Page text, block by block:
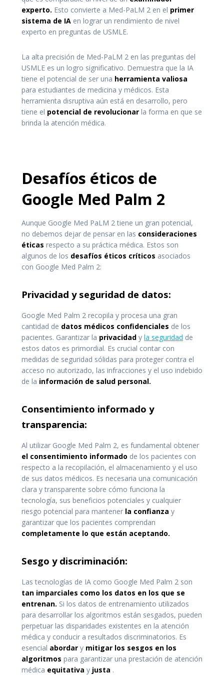
experto. Esto convierte a Med-PaLM 2 en el primer
sistema de IA en lograr un rendimiento de nivel
experto en preguntas de USMLE.
La alta precisión de Med-PaLM 2 en las preguntas del
USMLE es un logro significativo. Demuestra que la IA
tiene el potencial de ser una herramienta valiosa
para estudiantes de medicina y médicos. Esta
herramienta disruptiva aún está en desarrollo, pero
tiene el potencial de revolucionar la forma en que se
brinda la atención médica.
Desafíos éticos de
Google Med Palm 2
Aunque Google Med PaLM 2 tiene un gran potencial,
no debemos dejar de pensar en las consideraciones
éticas respecto a su práctica médica. Estos son
algunos de los desafíos éticos críticos asociados
con Google Med Palm 2:
Privacidad y seguridad de datos:
Google Med Palm 2 recopila y procesa una gran
cantidad de datos médicos confidenciales de los
pacientes. Garantizar la privacidad y la seguridad de
estos datos es primordial. Es crucial contar con
medidas de seguridad sólidas para proteger contra el
acceso no autorizado, las infracciones y el uso indebido
de la información de salud personal.
Consentimiento informado y
transparencia:
Al utilizar Google Med Palm 2, es fundamental obtener
el consentimiento informado de los pacientes con
respecto a la recopilación, el almacenamiento y el uso
de sus datos médicos. Es necesaria una comunicación
clara y transparente sobre cómo funciona la
tecnología, sus beneficios potenciales y cualquier
riesgo potencial para mantener la confianza y
garantizar que los pacientes comprendan
completamente lo que están aceptando.
Sesgo y discriminación:
Las tecnologías de IA como Google Med Palm 2 son
tan imparciales como los datos en los que se
entrenan. Si los datos de entrenamiento utilizados
para desarrollar los algoritmos están sesgados, pueden
perpetuar las disparidades existentes en la atención
médica y conducir a resultados discriminatorios. Es
esencial abordar y mitigar los sesgos en los
algoritmos para garantizar una prestación de atención
médica equitativa y justa .